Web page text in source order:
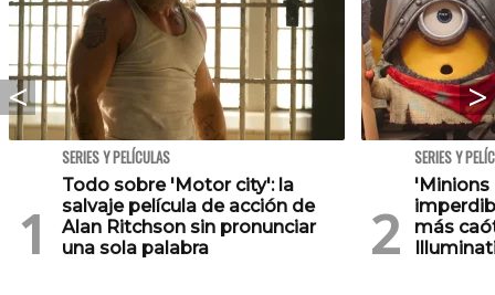
SERIES Y PELÍCULAS
Todo sobre 'Motor city': la
salvaje película de acción de
Alan Ritchson sin pronunciar
una sola palabra
SERIES Y
'Minions
más